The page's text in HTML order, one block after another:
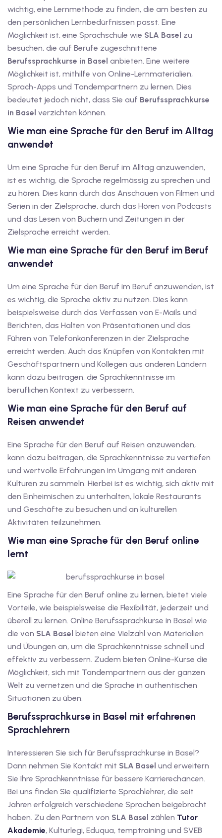
mit Gutschein
mit
wichtig, eine Lernmethode zu finden, die am besten zu
den persönlichen Lernbedürfnissen passt. Eine
Möglichkeit ist, eine Sprachschule wie SLA Basel zu
besuchen, die auf Berufe zugeschnittene
Berufssprachkurse in Basel anbieten. Eine weitere
Möglichkeit ist, mithilfe von Online-Lernmaterialien,
Sprach-Apps und Tandempartnern zu lernen. Dies
bedeutet jedoch nicht, dass Sie auf Berufssprachkurse
in Basel verzichten können.
Wie man eine Sprache für den Beruf im Alltag
anwendet
Um eine Sprache für den Beruf im Alltag anzuwenden,
ist es wichtig, die Sprache regelmässig zu sprechen und
zu hören. Dies kann durch das Anschauen von Filmen und
Serien in der Zielsprache, durch das Hören von Podcasts
und das Lesen von Büchern und Zeitungen in der
Zielsprache erreicht werden.
Wie man eine Sprache für den Beruf im Beruf
anwendet
Um eine Sprache für den Beruf im Beruf anzuwenden, ist
es wichtig, die Sprache aktiv zu nutzen. Dies kann
beispielsweise durch das Verfassen von E-Mails und
Berichten, das Halten von Präsentationen und das
Führen von Telefonkonferenzen in der Zielsprache
erreicht werden. Auch das Knüpfen von Kontakten mit
Geschäftspartnern und Kollegen aus anderen Ländern
kann dazu beitragen, die Sprachkenntnisse im
beruflichen Kontext zu verbessern.
Wie man eine Sprache für den Beruf auf
Reisen anwendet
Eine Sprache für den Beruf auf Reisen anzuwenden,
kann dazu beitragen, die Sprachkenntnisse zu vertiefen
und wertvolle Erfahrungen im Umgang mit anderen
Kulturen zu sammeln. Hierbei ist es wichtig, sich aktiv mit
den Einheimischen zu unterhalten, lokale Restaurants
und Geschäfte zu besuchen und an kulturellen
Aktivitäten teilzunehmen.
Wie man eine Sprache für den Beruf online
lernt
Eine Sprache für den Beruf online zu lernen, bietet viele
Vorteile, wie beispielsweise die Flexibilität, jederzeit und
überall zu lernen. Online Berufssprachkurse in Basel wie
die von SLA Basel bieten eine Vielzahl von Materialien
und Übungen an, um die Sprachkenntnisse schnell und
effektiv zu verbessern. Zudem bieten Online-Kurse die
Möglichkeit, sich mit Tandempartnern aus der ganzen
Welt zu vernetzen und die Sprache in authentischen
Situationen zu üben.
Berufssprachkurse in Basel mit erfahrenen
Sprachlehrern
Interessieren Sie sich für Berufssprachkurse in Basel?
Dann nehmen Sie Kontakt mit SLA Basel und erweitern
Sie Ihre Sprachkenntnisse für bessere Karrierechancen.
Bei uns finden Sie qualifizierte Sprachlehrer, die seit
Jahren erfolgreich verschiedene Sprachen beigebracht
haben. Zu den Partnern von SLA Basel zählen Tutor
Akademie, Kulturlegi, Eduqua, temptraining und SVEB